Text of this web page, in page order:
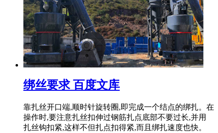
绑丝要求 百度文库
靠扎丝开口端,顺时针旋转圈,即完成一个结点的绑扎。在
操作时,要注意扎丝扣伸过钢筋扎点底部不要过长,并用
扎丝钩扣紧,这样不但扎点扣得紧,而且绑扎速度也快。